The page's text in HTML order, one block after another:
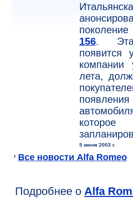
156. Эта
появится
компании
лета,
5 июня 2003 г.
Все новости Alfa Romeo
Подробнее о Alfa